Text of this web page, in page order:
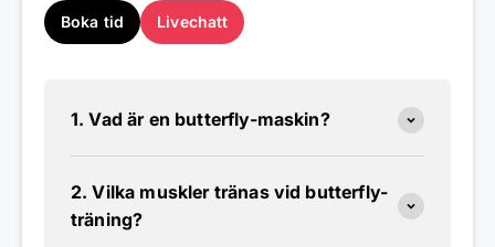
Boka tid Livechatt
1. Vad är en butterfly-maskin?
2. Vilka muskler tränas vid butterfly-
träning?